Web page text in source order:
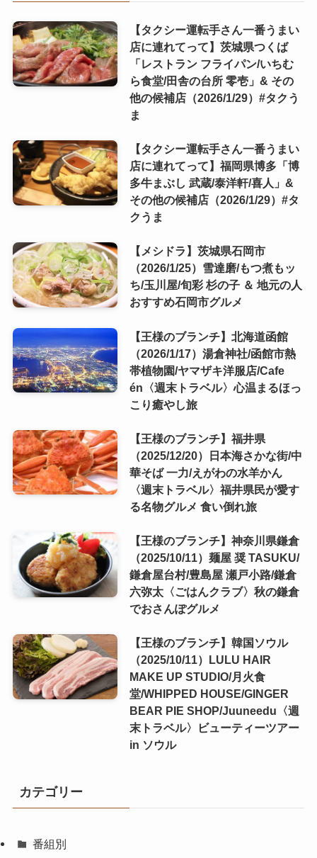
【タクシー運転手さん一番うまい
店に連れてって】茨城県つくば
「レストラン フライパン/いちむ
ら食堂/田舎の台所 零壱」& その
他の候補店（2026/1/29）#タクう
ま
【タクシー運転手さん一番うまい
店に連れてって】福岡県博多「博
多牛まぶし 武蔵/泰洋軒/喜人」&
その他の候補店（2026/1/29）#タ
クうま
【メシドラ】茨城県石岡市
（2026/1/25）雪達磨/もつ煮もッ
ち/玉川屋/旬彩 杉の子 ＆ 地元の人
おすすめ石岡市グルメ
【王様のブランチ】北海道函館
（2026/1/17）湯倉神社/函館市熱
帯植物園/ヤマザキ洋服店/Cafe
én〈週末トラベル〉心温まるほっ
こり癒やし旅
【王様のブランチ】福井県
（2025/12/20）日本海さかな街/中
華そば 一力/えがわの水羊かん
〈週末トラベル〉福井県民が愛す
る名物グルメ 食い倒れ旅
【王様のブランチ】神奈川県鎌倉
（2025/10/11）麺屋 奨 TASUKU/
鎌倉屋台村/豊島屋 瀬戸小路/鎌倉
六弥太〈ごはんクラブ〉秋の鎌倉
でおさんぽグルメ
【王様のブランチ】韓国ソウル
（2025/10/11）LULU HAIR
MAKE UP STUDIO/月火食
堂/WHIPPED HOUSE/GINGER
BEAR PIE SHOP/Juuneedu〈週
末トラベル〉ビューティーツアー
in ソウル
カテゴリー
番組別